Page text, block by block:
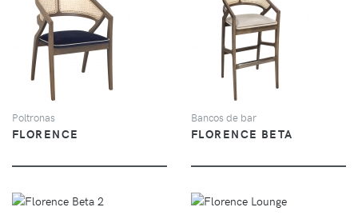
VER
Poltronas
FLORENCE
VER
Bancos de bar
FLORENCE BETA
VER VER